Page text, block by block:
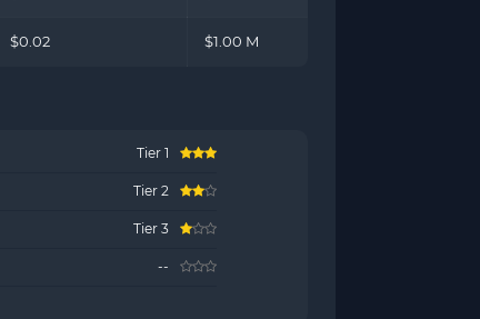
$0.02 $1.00 M
Tier 1
Tier 2
Tier 3
--